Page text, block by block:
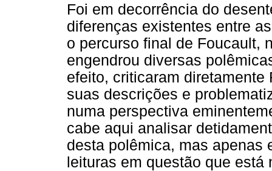
Foi em decorrência do
diferenças existentes entre
o percurso final de Foucault,
engendrou diversas
efeito, criticaram
suas descrições e
numa perspectiva
cabe aqui analisar
desta polêmica, mas apenas
leituras em questão que está